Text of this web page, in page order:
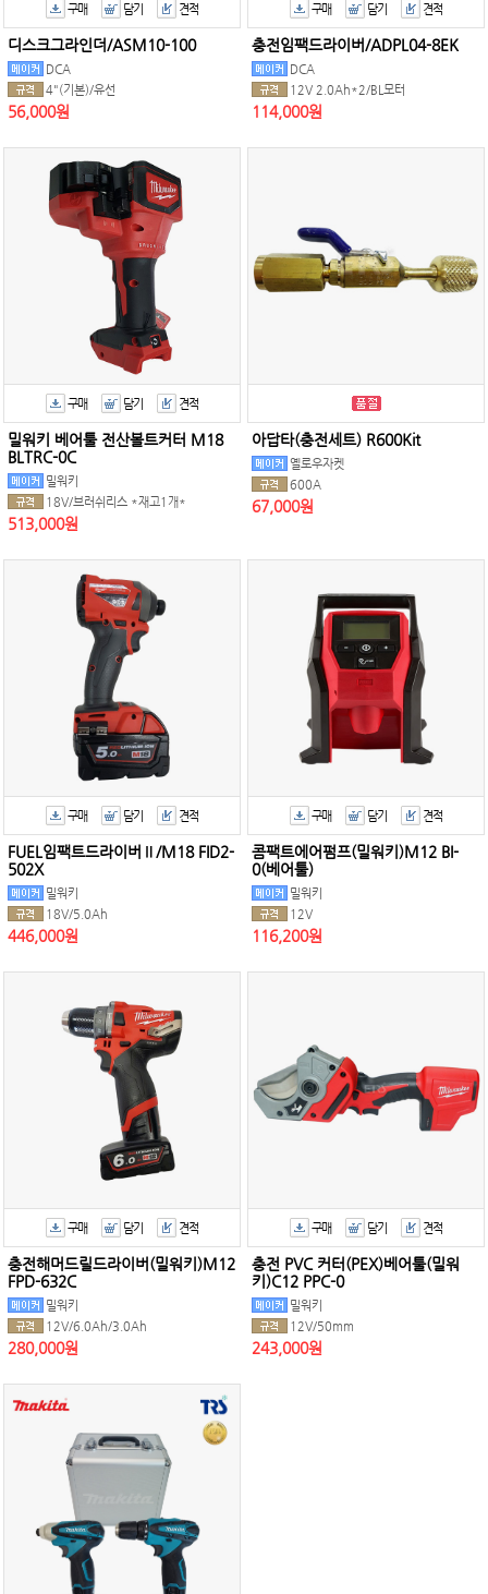
구매 담기 견적
디스크그라인더/ASM10-100
DCA
4"(기본)/유선
56,000원
구매 담기 견적
충전임팩드라이버/ADPL04-8EK
DCA
12V 2.0Ah*2/BL모터
114,000원
구매 담기 견적
밀워키 베어툴 전산볼트커터 M18
BLTRC-0C
밀워키
18V/브러쉬리스 *재고1개*
513,000원
아답타(충전세트) R600Kit
옐로우자켓
600A
67,000원
구매 담기 견적
FUEL임팩트드라이버Ⅱ/M18 FID2-
502X
밀워키
18V/5.0Ah
446,000원
구매 담기 견적
콤팩트에어펌프(밀워키)M12 BI-
0(베어툴)
밀워키
12V
116,200원
구매 담기 견적
충전해머드릴드라이버(밀워키)M12
FPD-632C
밀워키
12V/6.0Ah/3.0Ah
280,000원
구매 담기 견적
충전 PVC 커터(PEX)베어툴(밀워
키)C12 PPC-0
밀워키
12V/50mm
243,000원